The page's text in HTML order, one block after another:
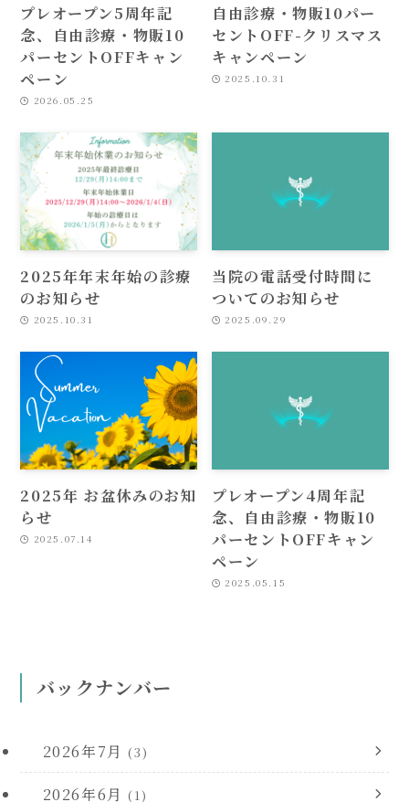
プレオープン5周年記
念、自由診療・物販10
パーセントOFFキャン
ペーン
2026.05.25
自由診療・物販10パー
セントOFF-クリスマス
キャンペーン
2025.10.31
2025年年末年始の診療
のお知らせ
2025.10.31
当院の電話受付時間に
ついてのお知らせ
2025.09.29
2025年 お盆休みのお知
らせ
2025.07.14
プレオープン4周年記
念、自由診療・物販10
パーセントOFFキャン
ペーン
2025.05.15
バックナンバー
2026年7月 (3)
2026年6月 (1)